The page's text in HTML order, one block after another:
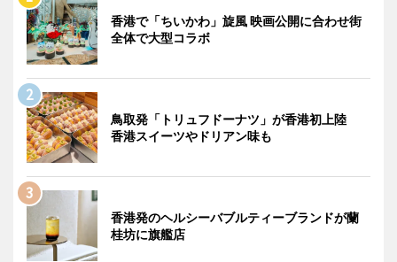
香港で「ちいかわ」旋風 映画公開に合わせ街
全体で大型コラボ
鳥取発「トリュフドーナツ」が香港初上陸
香港スイーツやドリアン味も
香港発のヘルシーバブルティーブランドが蘭
桂坊に旗艦店